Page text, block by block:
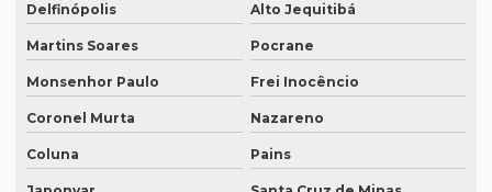
Delfinópolis Alto Jequitibá
Martins Soares Pocrane
Monsenhor Paulo Frei Inocêncio
Coronel Murta Nazareno
Coluna Pains